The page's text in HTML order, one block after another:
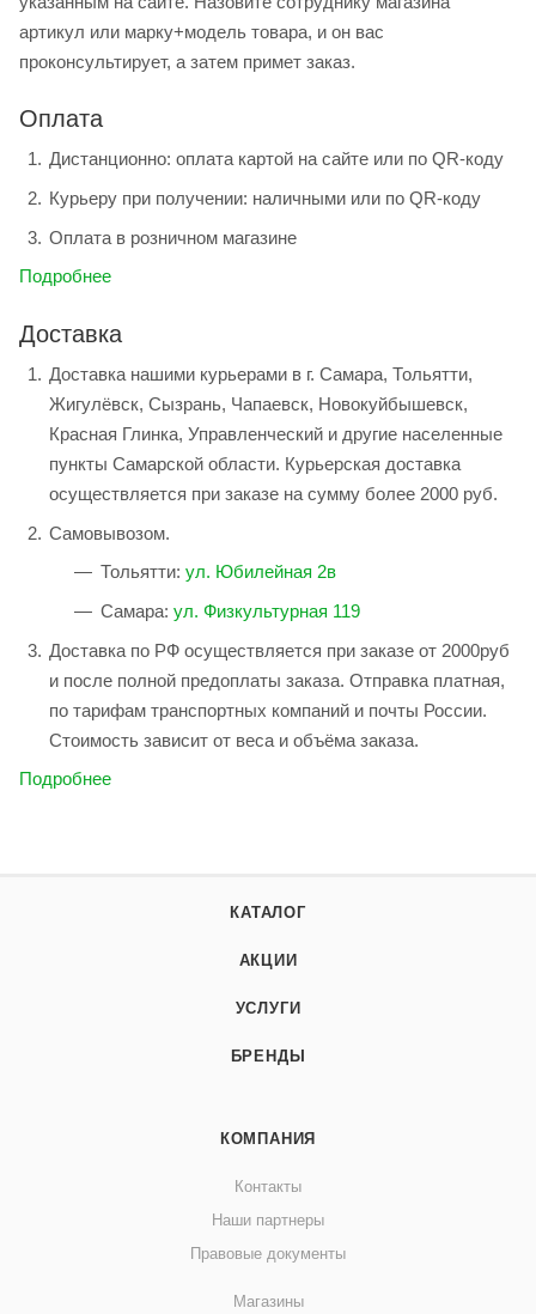
артикул или марку+модель товара, и он вас
проконсультирует, а затем примет заказ.
Оплата
Дистанционно: оплата картой на сайте или по QR-коду
Курьеру при получении: наличными или по QR-коду
Оплата в розничном магазине
Подробнее
Доставка
Доставка нашими курьерами в г. Самара, Тольятти,
Жигулёвск, Сызрань, Чапаевск, Новокуйбышевск,
Красная Глинка, Управленческий и другие населенные
пункты Самарской области. Курьерская доставка
осуществляется при заказе на сумму более 2000 руб.
Самовывозом.
Тольятти: ул. Юбилейная 2в
Самара: ул. Физкультурная 119
Доставка по РФ осуществляется при заказе от 2000руб
и после полной предоплаты заказа. Отправка платная,
по тарифам транспортных компаний и почты России.
Стоимость зависит от веса и объёма заказа.
Подробнее
КАТАЛОГ
АКЦИИ
УСЛУГИ
БРЕНДЫ
КОМПАНИЯ
Контакты
Наши партнеры
Правовые документы
Магазины